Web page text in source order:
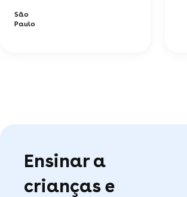
São
Paulo
Ensinar a
crianças e